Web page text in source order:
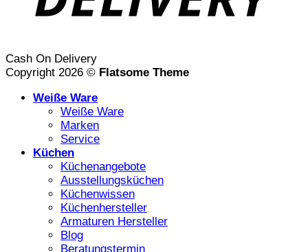
Cash On Delivery
Copyright 2026 © Flatsome Theme
Weiße Ware
Weiße Ware
Marken
Service
Küchen
Küchenangebote
Ausstellungsküchen
Küchenwissen
Küchenhersteller
Armaturen Hersteller
Blog
Beratungstermin